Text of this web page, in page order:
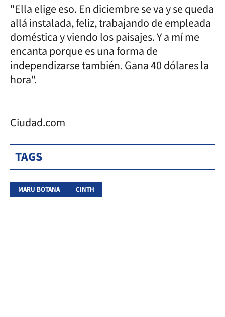
"Ella elige eso. En diciembre se va y se queda
allá instalada, feliz, trabajando de empleada
doméstica y viendo los paisajes. Y a mí me
encanta porque es una forma de
independizarse también. Gana 40 dólares la
hora".
Ciudad.com
TAGS
MARU BOTANA CINTH